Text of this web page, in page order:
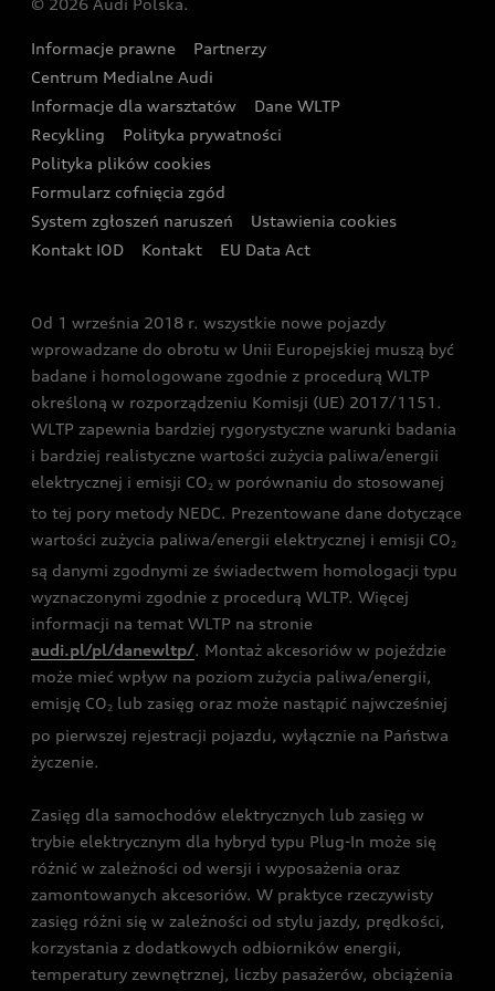
Wyszukaj najbliższego Partnera Audi
Oferta dla przedsiębiorców
Oferta dla klientów prywatnych
Kalkulator rat
Ubezpieczenie
Audi exclusive
Zasięg
Gwarancja
Akcje serwisowe Audi
Katalog online akcesoriów
Audi i Muzeum Sztuki Nowoczesnej w Warszawie
Audi driving experience
Audi quattro Cup
Audi i Puchar Świata w Skokach Narciarskich w
Zakopanem
© 2026 Audi Polska.
Informacje prawne
Partnerzy
Centrum Medialne Audi
Informacje dla warsztatów
Dane WLTP
Recykling
Polityka prywatności
Polityka plików cookies
Formularz cofnięcia zgód
System zgłoszeń naruszeń
Ustawienia cookies
Kontakt IOD
Kontakt EU Data Act
Od 1 września 2018 r. wszystkie nowe pojazdy
wprowadzane do obrotu w Unii Europejskiej muszą być
badane i homologowane zgodnie z procedurą WLTP
określoną w rozporządzeniu Komisji (UE) 2017/1151.
WLTP zapewnia bardziej rygorystyczne warunki badania
i bardziej realistyczne wartości zużycia paliwa/energii
elektrycznej i emisji CO2 w porównaniu do stosowanej
to tej pory metody NEDC. Prezentowane dane dotyczące
wartości zużycia paliwa/energii elektrycznej i emisji CO2
są danymi zgodnymi ze świadectwem homologacji typu
wyznaczonymi zgodnie z procedurą WLTP. Więcej
informacji na temat WLTP na stronie
audi.pl/pl/danewltp/. Montaż akcesoriów w pojeździe
może mieć wpływ na poziom zużycia paliwa/energii,
emisję CO2 lub zasięg oraz może nastąpić najwcześniej
po pierwszej rejestracji pojazdu, wyłącznie na Państwa
życzenie.
Zasięg dla samochodów elektrycznych lub zasięg w
trybie elektrycznym dla hybryd typu Plug-In może się
różnić w zależności od wersji i wyposażenia oraz
zamontowanych akcesoriów. W praktyce rzeczywisty
zasięg różni się w zależności od stylu jazdy, prędkości,
korzystania z dodatkowych odbiorników energii,
temperatury zewnętrznej, liczby pasażerów, obciążenia